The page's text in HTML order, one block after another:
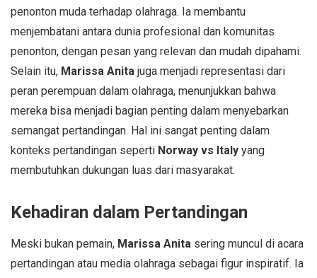
penonton muda terhadap olahraga. Ia membantu
menjembatani antara dunia profesional dan komunitas
penonton, dengan pesan yang relevan dan mudah dipahami.
Selain itu, Marissa Anita juga menjadi representasi dari
peran perempuan dalam olahraga, menunjukkan bahwa
mereka bisa menjadi bagian penting dalam menyebarkan
semangat pertandingan. Hal ini sangat penting dalam
konteks pertandingan seperti Norway vs Italy yang
membutuhkan dukungan luas dari masyarakat.
Kehadiran dalam Pertandingan
Meski bukan pemain, Marissa Anita sering muncul di acara
pertandingan atau media olahraga sebagai figur inspiratif. Ia